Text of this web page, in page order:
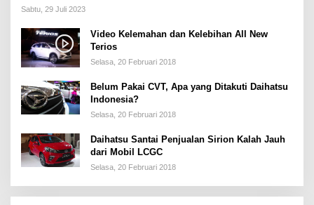
Sabtu, 29 Juli 2023
Video Kelemahan dan Kelebihan All New
Terios
Selasa, 20 Februari 2018
Belum Pakai CVT, Apa yang Ditakuti Daihatsu
Indonesia?
Selasa, 20 Februari 2018
Daihatsu Santai Penjualan Sirion Kalah Jauh
dari Mobil LCGC
Selasa, 20 Februari 2018